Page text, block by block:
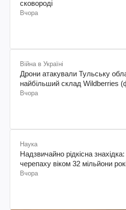
сковороді
Вчора
Війна в Україні
Дрони атакували Тульську
найбільший склад Wildberries
Вчора
Наука
Надзвичайно рідкісна
черепаху віком 32 мільйони
Вчора